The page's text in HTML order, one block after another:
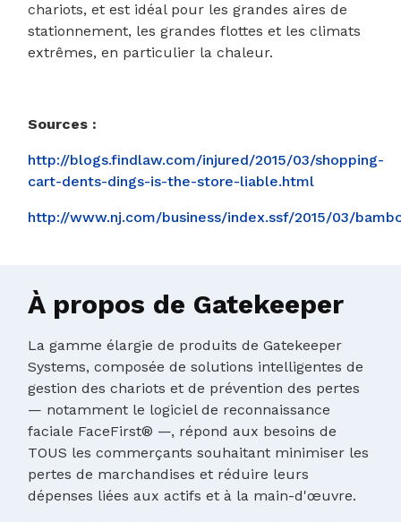
chariots, et est idéal pour les grandes aires de
stationnement, les grandes flottes et les climats
extrêmes, en particulier la chaleur.
Sources :
http://blogs.findlaw.com/injured/2015/03/shopping-
cart-dents-dings-is-the-store-liable.html
http://www.nj.com/business/index.ssf/2015/03/
À propos de Gatekeeper
La gamme élargie de produits de Gatekeeper
Systems, composée de solutions intelligentes de
gestion des chariots et de prévention des pertes
— notamment le logiciel de reconnaissance
faciale FaceFirst® —, répond aux besoins de
TOUS les commerçants souhaitant minimiser les
pertes de marchandises et réduire leurs
dépenses liées aux actifs et à la main-d'œuvre.